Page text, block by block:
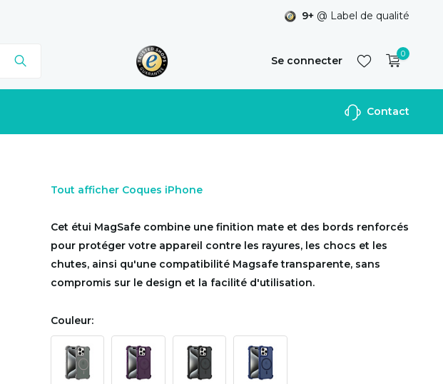
9+ @ Label de qualité
Se connecter
S'inscrire
0
Contact
Tout afficher Coques iPhone
Cet étui MagSafe combine une finition mate et des bords renforcés
pour protéger votre appareil contre les rayures, les chocs et les
chutes, ainsi qu'une compatibilité Magsafe transparente, sans
compromis sur le design et la facilité d'utilisation.
Couleur: